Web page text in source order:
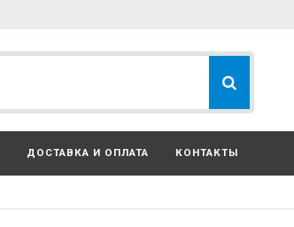
ДОСТАВКА И ОПЛАТА КОНТАКТЫ